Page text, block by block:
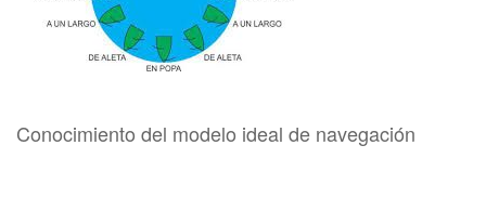
Conocimiento del modelo ideal de navegación